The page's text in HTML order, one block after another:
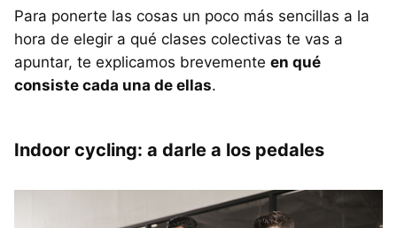
Para ponerte las cosas un poco más sencillas a la
hora de elegir a qué clases colectivas te vas a
apuntar, te explicamos brevemente en qué
consiste cada una de ellas.
Indoor cycling: a darle a los pedales